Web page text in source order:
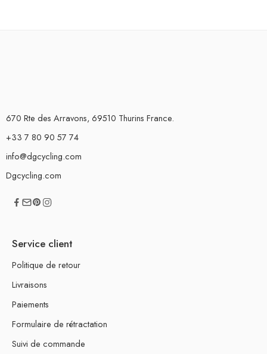
670 Rte des Arravons, 69510 Thurins France.
+33 7 80 90 57 74
info@dgcycling.com
Dgcycling.com
Service client
Politique de retour
Livraisons
Paiements
Formulaire de rétractation
Suivi de commande